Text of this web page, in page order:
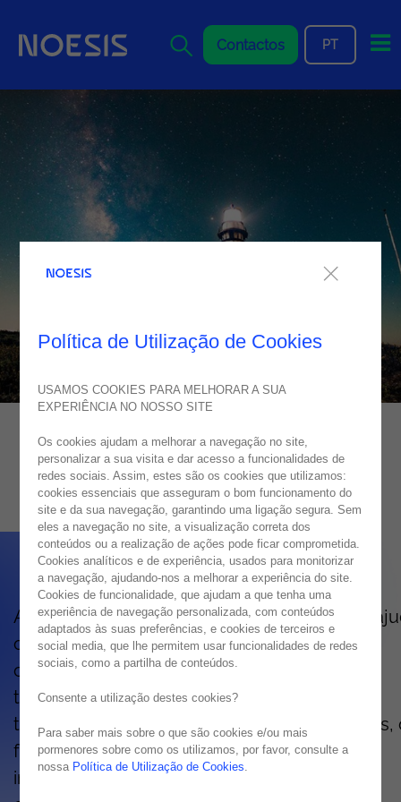
Contactos
PT
Cloudera
A plataforma de gestão de dados Cloudera
o a processar e analisar dados para que se
concentre na tomada de decisão. Esta
tecnologia, encontra padrões e explora
tendências através de várias fontes de dados,
forma a criar e desenvolver análises de
informações críticas para cada operação da
Política de Utilização de Cookies
USAMOS COOKIES PARA MELHORAR A SUA
EXPERIÊNCIA NO NOSSO SITE
Os cookies ajudam a melhorar a navegação no site,
personalizar a sua visita e dar acesso a funcionalidades de
redes sociais. Assim, estes são os cookies que utilizamos:
cookies essenciais que asseguram o bom funcionamento do
site e da sua navegação, garantindo uma ligação segura. Sem
eles a navegação no site, a visualização correta dos
conteúdos ou a realização de ações pode ficar comprometida.
Cookies analíticos e de experiência, usados para monitorizar
a navegação, ajudando-nos a melhorar a experiência do site.
Cookies de funcionalidade, que ajudam a que tenha uma
experiência de navegação personalizada, com conteúdos
adaptados às suas preferências, e cookies de terceiros e
social media, que lhe permitem usar funcionalidades de redes
sociais, como a partilha de conteúdos.
Consente a utilização destes cookies?
Para saber mais sobre o que são cookies e/ou mais
pormenores sobre como os utilizamos, por favor, consulte a
nossa Política de Utilização de Cookies